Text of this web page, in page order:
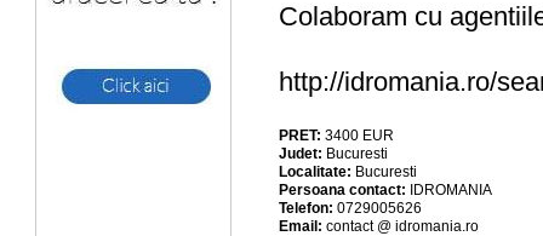
Colaboram cu
http://idromania.ro/
PRET: 3400 EUR
Judet: Bucuresti
Localitate: Bucuresti
Persoana contact:
IDROMANIA
Telefon: 0729005626
Email: contact @ idromania.ro